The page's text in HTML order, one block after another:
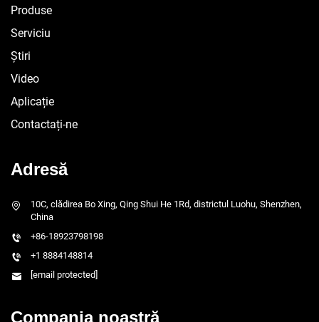
Produse
Serviciu
Știri
Video
Aplicație
Contactați-ne
Adresă
10C, clădirea Bo Xing, Qing Shui He 1Rd, districtul Luohu, Shenzhen,
China
+86-18923798198
+1 8884148814
[email protected]
Compania noastră